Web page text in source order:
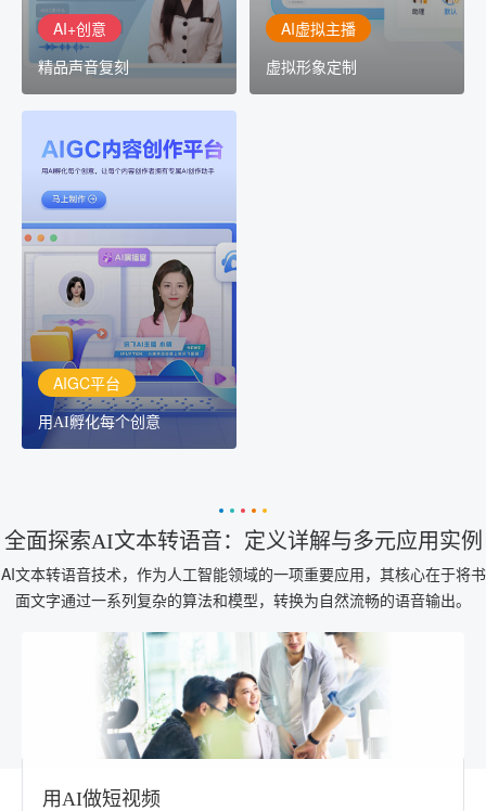
AI+创意
精品声音复刻
AI虚拟主播
虚拟形象定制
AIGC平台
用AI孵化每个创意
AIGC平台
用AI孵化每个创意
讯飞AIGC平台：让每个创
作者都拥有自己的专注AI
创作助手
全面探索AI文本转语音：定义详解与多元应用实例
AI文本转语音技术，作为人工智能领域的一项重要应用，其核心在于将书
面文字通过一系列复杂的算法和模型，转换为自然流畅的语音输出。
用AI做短视频